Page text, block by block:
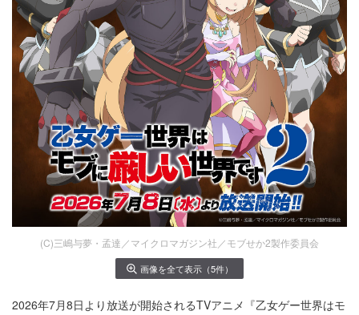
(C)三嶋与夢・孟達／マイクロマガジン社／モブせか2製作委員会
画像を全て表示（5件）
2026年7月8日より放送が開始されるTVアニメ『乙女ゲー世界はモ